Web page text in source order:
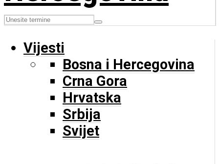
Vijesti
Bosna i Hercegovina
Crna Gora
Hrvatska
Srbija
Svijet